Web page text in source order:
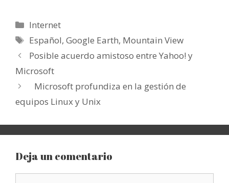
Categorías
Internet
Etiquetas
Español,Google Earth, Mountain View
Posible acuerdo amistoso entre Yahoo! y
Microsoft
Microsoft profundiza en la gestión de
equipos Linux y Unix
Deja un comentario